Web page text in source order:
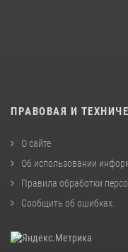
ПРАВОВАЯ И
О сайте
Об использовании
Правила обработки
Сообщить об ошибках